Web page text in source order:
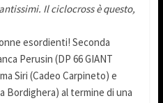
Il ciclocross è questo,
esordienti! Seconda
Perusin (DP 66 GIANT
Siri (Cadeo Carpineto) e
Bordighera) al termine di una